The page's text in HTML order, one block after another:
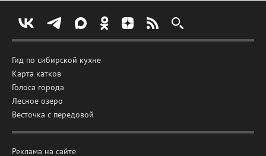
Гид по сибирской кухне
Карта катков
Голоса города
Лесное озеро
Весточка с передовой
Реклама на сайте